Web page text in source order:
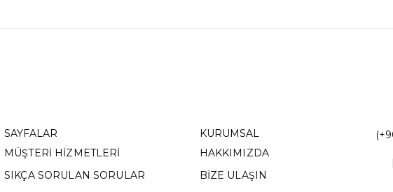
SAYFALAR
MÜŞTERİ HİZMETLERİ
SIKÇA SORULAN SORULAR
KURUMSAL
HAKKIMIZDA
BİZE ULAŞIN